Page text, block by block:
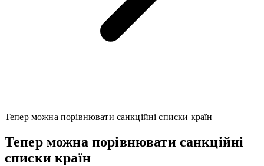
Тепер можна порівнювати санкційні списки країн
Тепер можна порівнювати санкційні
списки країн